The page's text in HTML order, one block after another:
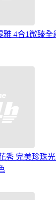
雅 4合1微臻
秀 完美珍珠